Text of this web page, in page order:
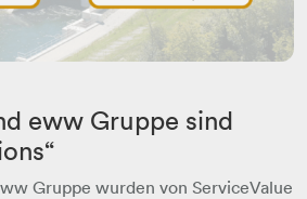
eww Gruppe sind
Gruppe wurden von ServiceValue